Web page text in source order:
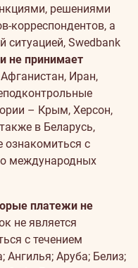
решениями
корреспондентов, а
ситуацией, Swedbank
не принимает
Иран,
– Крым, Херсон,
в Беларусь,
ознакомиться с
международных
платежи не
не является
с течением
Аруба; Белиз;